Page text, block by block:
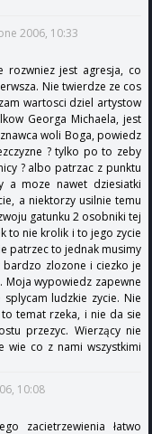
2006, 10:33
rozwniez jest agresja, co
Nie twierdze ze cos
wartosci dziel artystow
Georga Michaela, jest
woli Boga, powiedz
? tylko po to zeby
? albo patrzac z punktu
a moze nawet dziesiatki
a niektorzy usilnie temu
gatunku 2 osobniki tej
to nie krolik i to jego zycie
patrzec to jednak musimy
bardzo zlozone i ciezko je
wypowiedz zapewne
ludzkie zycie. Nie
temat rzeka, i nie da sie
przezyc. Wierzący nie
wie co z nami wszystkimi
10:08
zacietrzewienia łatwo